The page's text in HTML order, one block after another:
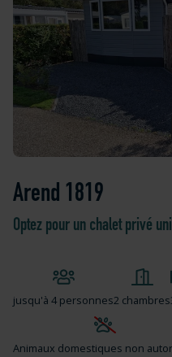
Arend 1819
Optez pour un chalet privé
jusqu'à 4 personnes2 chambres
Animaux domestiques non